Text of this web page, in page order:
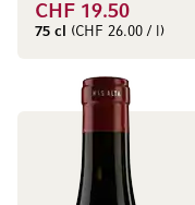
CHF 19.50
75 cl (CHF 26.00 / l)